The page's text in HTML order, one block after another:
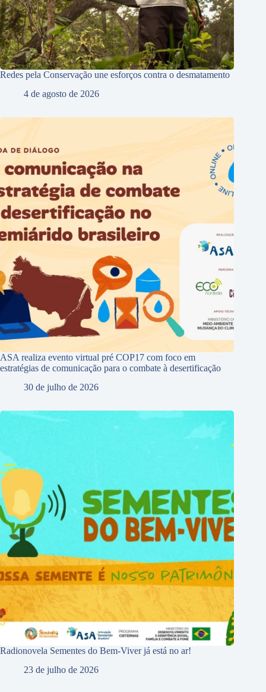
Redes pela Conservação une esforços contra o desmatamento
4 de agosto de 2026
ASA realiza evento virtual pré COP17 com foco em
estratégias de comunicação para o combate à desertificação
30 de julho de 2026
Radionovela Sementes do Bem-Viver já está no ar!
23 de julho de 2026